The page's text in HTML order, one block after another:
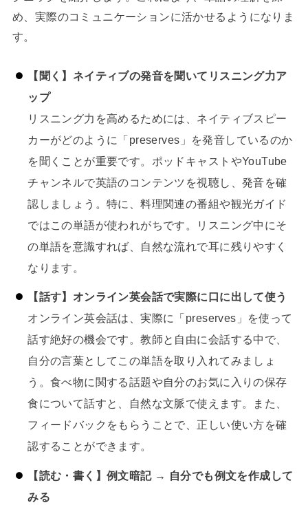
め、実際のコミュニケーションに活かせるようになりま
す。
【聞く】ネイティブの発音を聞いてリスニング力ア
ップ
リスニング力を高めるためには、ネイティブスピー
カーがどのように「preserves」を発音しているのか
を聞くことが重要です。ポッドキャストやYouTube
チャンネルで英語のコンテンツを視聴し、発音を確
認しましょう。特に、料理関連の番組や観光ガイド
ではこの単語が使われがちです。リスニング中にそ
の単語を意識すれば、自然な流れで耳に残りやすく
なります。
【話す】オンライン英会話で実際に口に出して使う
オンライン英会話は、実際に「preserves」を使って
話す絶好の機会です。教師と自由に会話する中で、
自分の言葉としてこの単語を取り入れてみましょ
う。食べ物に関する話題や自分のお気に入りの保存
食について話すと、自然な文脈で使えます。また、
フィードバックをもらうことで、正しい使い方を確
認することができます。
【読む・書く】例文暗記 → 自分でも例文を作成して
みる